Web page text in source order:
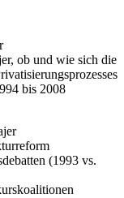
ob und wie sich die
bis 2008
(1993 vs.